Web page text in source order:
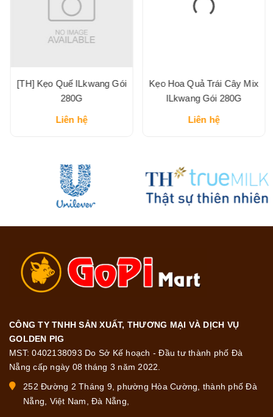
[TH] Kẹo Quế ILkwang Gói
280G
Liên hệ
Kẹo Hoa Quả Trái Cây Mix
ILkwang Gói 280G
Liên hệ
CÔNG TY TNHH SẢN XUẤT, THƯƠNG MẠI VÀ DỊCH VỤ
GOLDEN PIG
MST: 0402138093 Do Sở Kế hoạch - Đầu tư thành phố Đà
Nẵng cấp ngày 08 tháng 3 năm 2022.
252 Đường 2 Tháng 9, phường Hòa Cường, thành phố Đà
Nẵng, Việt Nam, Đà Nẵng,